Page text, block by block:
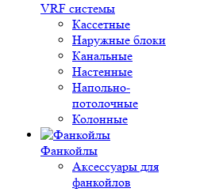
VRF системы
Кассетные
Наружные блоки
Канальные
Настенные
Напольно-
потолочные
Колонные
Фанкойлы
Аксессуары для
фанкойлов